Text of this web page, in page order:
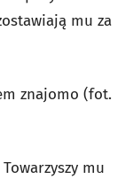
mu za
znajomo (fot.
mu